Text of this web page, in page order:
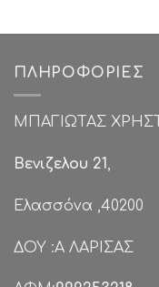
ΠΛΗΡΟΦΟΡΊΕΣ
ΜΠΑΓΙΩΤΑΣ
Βενιζελου 21,
Ελασσόνα ,40200
ΔΟΥ :Α ΛΑΡΙΣΑΣ